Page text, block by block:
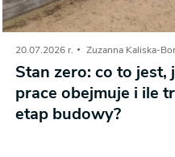
20.07.2026 r. Zuzanna Kaliska-
Stan zero: co to jest,
prace obejmuje i ile
etap budowy?